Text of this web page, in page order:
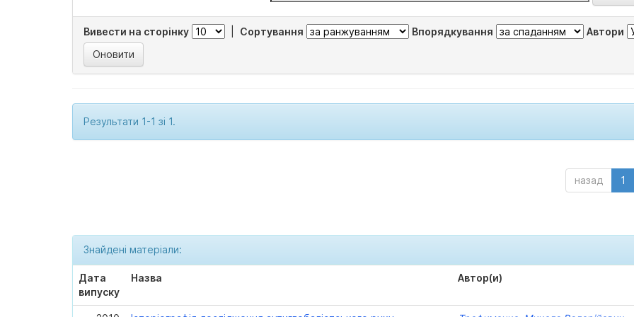
Вивести на сторінку Сортування Впорядкування Автори
Результати 1-1 зі 1.
назад 1
Знайдені матеріали:
Дата
випуску
Назва Автор(и)